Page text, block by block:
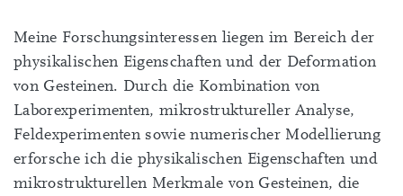
Meine Forschungsinteressen liegen im Bereich der
physikalischen Eigenschaften und der Deformation
von Gesteinen. Durch die Kombination von
Laborexperimenten, mikrostruktureller Analyse,
Feldexperimenten sowie numerischer Modellierung
erforsche ich die physikalischen Eigenschaften und
mikrostrukturellen Merkmale von Gesteinen, die